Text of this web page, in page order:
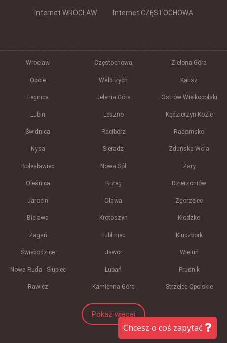
Internet WROCŁAW Internet CZĘSTOCHOWA
Wrocław Częstochowa Zielona Góra
Opole Wałbrzych Kalisz
Legnica Jelenia Góra Ostrów Wielkopolski
Lubin Leszno Kędzierzyn-Koźle
Świdnica Racibórz Radomsko
Nysa Sieradz Zduńska Wola
Bolesławiec Nowa Sól Żary
Oleśnica Brzeg Dzierżoniów
Jarocin Oława Zgorzelec
Bielawa Krotoszyn Kłodzko
Żagań Lubliniec Kluczbork
Świebodzice Jawor Wieluń
Nowa Ruda - Słupiec Lubań Prudnik
Rawicz Kamienna Góra Strzelce Opolskie
Pokaż więcej
Chcesz o coś zapytać